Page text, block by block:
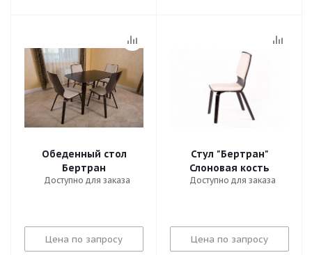
Обеденный стол
Бертран
Доступно для заказа
Цена по запросу
Стул "Бертран"
Слоновая кость
Доступно для заказа
Цена по запросу